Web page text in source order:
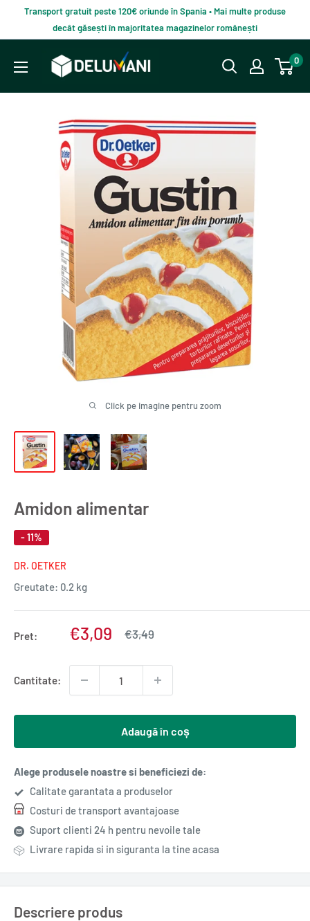
continut
Transport gratuit peste 120€ oriunde în Spania • Mai multe produse
decât găsești în majoritatea magazinelor românești
Delumani
Magazin
online
0
Click pe imagine pentru zoom
Amidon alimentar
- 11%
DR. OETKER
Greutate: 0.2 kg
Pret:
Pret
€3,09
Pret
€3,49
Cantitate:
Adaugă în coș
Alege produsele noastre si beneficiezi de:
Calitate garantata a produselor
Costuri de transport avantajoase
Suport clienti 24 h pentru nevoile tale
Livrare rapida si in siguranta la tine acasa
Descriere produs